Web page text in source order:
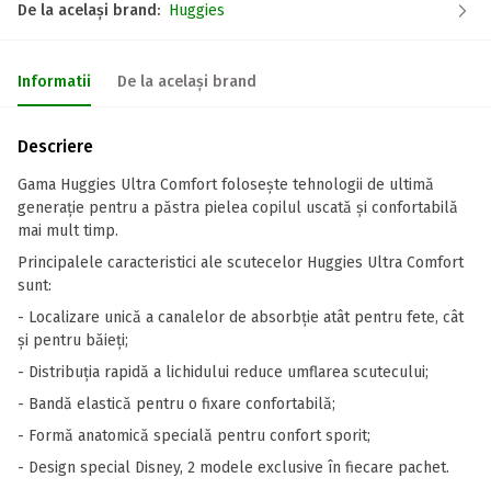
De la același brand: Huggies
Informatii De la același brand
Descriere
Gama Huggies Ultra Comfort folosește tehnologii de ultimă
generație pentru a păstra pielea copilul uscată și confortabilă
mai mult timp.
Principalele caracteristici ale scutecelor Huggies Ultra Comfort
sunt:
- Localizare unică a canalelor de absorbție atât pentru fete, cât
și pentru băieți;
- Distribuția rapidă a lichidului reduce umflarea scutecului;
- Bandă elastică pentru o fixare confortabilă;
- Formă anatomică specială pentru confort sporit;
- Design special Disney, 2 modele exclusive în fiecare pachet.